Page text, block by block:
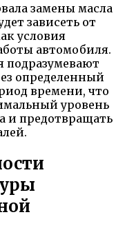
замены масла
зависеть от
условия
автомобиля.
подразумевают
определенный
времени, что
уровень
и предотвращать